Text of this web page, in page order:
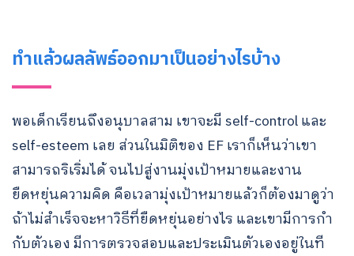
ทำแล้วผลลัพธ์ออกมาเป็นอย่างไรบ้าง
พอเด็กเรียนถึงอนุบาลสาม เขาจะมี self-control และ
self-esteem เลย ส่วนในมิติของ EF เราก็เห็นว่าเขา
สามารถริเริ่มได้ จนไปสู่งานมุ่งเป้าหมายและงาน
ยืดหยุ่นความคิด คือเวลามุ่งเป้าหมายแล้วก็ต้องมาดูว่า
ถ้าไม่สำเร็จจะหาวิธีที่ยืดหยุ่นอย่างไร และเขามีการกํา
กับตัวเอง มีการตรวจสอบและประเมินตัวเองอยู่ในที